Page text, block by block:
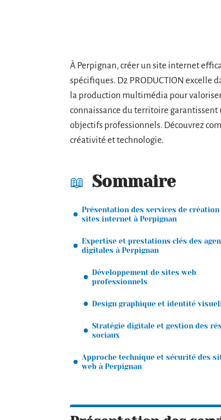
À Perpignan, créer un site internet
spécifiques. D2 PRODUCTION excelle
la production multimédia pour
connaissance du territoire
objectifs professionnels. Découvrez
créativité et technologie.
Sommaire
Présentation des services de création
sites internet à Perpignan
Expertise et prestations clés des
digitales à Perpignan
Développement de sites web
professionnels
Design graphique et identité
Stratégie digitale et gestion des
sociaux
Approche technique et sécurité des
web à Perpignan